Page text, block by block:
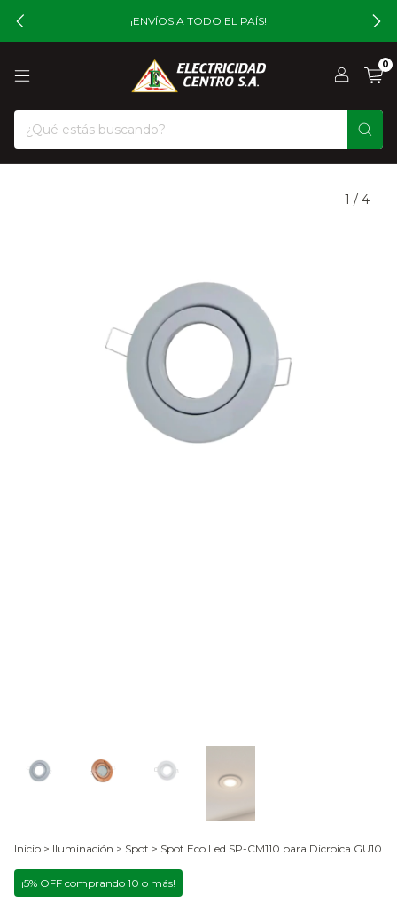
¡ENVÍOS A TODO EL PAÍS!
0
1 / 4
Inicio > Iluminación > Spot > Spot Eco Led SP-CM110 para Dicroica GU10
¡5% OFF comprando 10 o más!